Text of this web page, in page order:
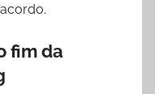
r
fim da